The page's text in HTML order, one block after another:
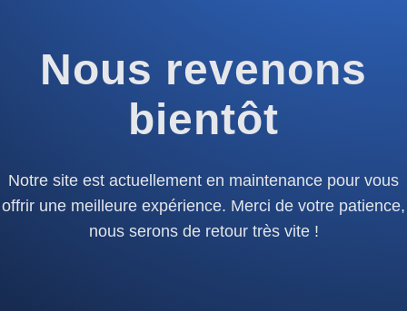
Nous revenons
bientôt
Notre site est actuellement en maintenance pour vous
offrir une meilleure expérience. Merci de votre patience,
nous serons de retour très vite !